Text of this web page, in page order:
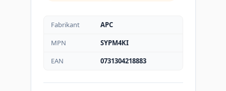
Fabrikant
APC
MPN
SYPM4KI
EAN
0731304218883